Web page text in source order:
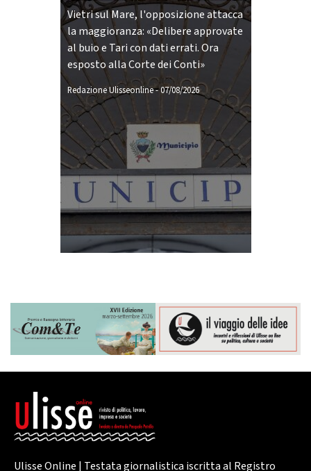
Vietri sul Mare, l'opposizione attacca
la maggioranza: «Delibere approvate
al buio e Tari con dati errati. Ora
esposto alla Corte dei Conti»
Redazione Ulisseonline-07/08/2026
Ulisse Online | Testata giornalistica iscritta al Registro